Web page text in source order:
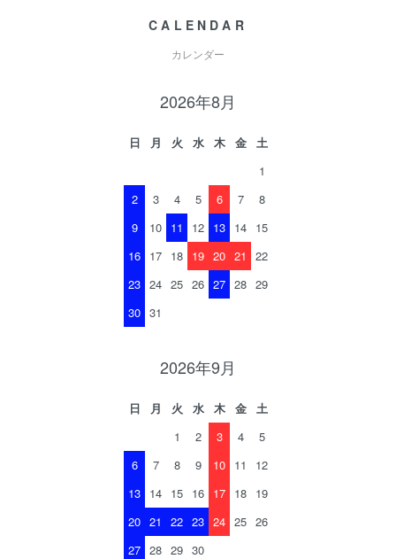
CALENDAR
カレンダー
2026年8月
日 月 火 水 木 金
土
1
2
3 4 5 6 7
8
9
10 11 12 13 14 15
16 17 18 19 20 21
22
23 24 25 26 27 28 29
30 31
2026年9月
日 月 火 水 木 金
土
1
2 3 4
5
6
7 8 9 10 11
12
13 14 15 16 17 18 19
20 21 22 23 24 25 26
27 28 29 30